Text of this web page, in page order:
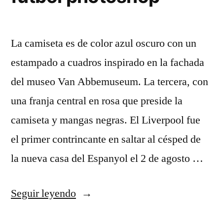
La camiseta es de color azul oscuro con un
estampado a cuadros inspirado en la fachada
del museo Van Abbemuseum. La tercera, con
una franja central en rosa que preside la
camiseta y mangas negras. El Liverpool fue
el primer contrincante en saltar al césped de
la nueva casa del Espanyol el 2 de agosto …
Seguir leyendo«crear